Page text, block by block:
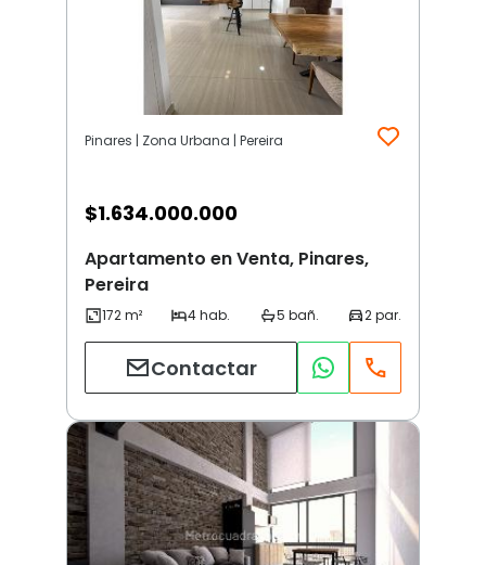
Pinares | Zona Urbana | Pereira
$1.634.000.000
Apartamento en Venta, Pinares,
Pereira
Contactar